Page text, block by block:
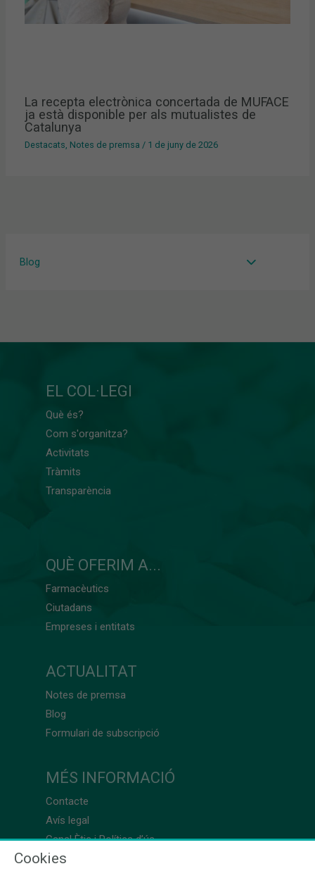
Blog
La recepta electrònica concertada de MUFACE
ja està disponible per als mutualistes de
Catalunya
Destacats, Notes de premsa / 1 de juny de 2026
EL COL·LEGI
Què és?
Com s'organitza?
Activitats
Tràmits
Transparència
QUÈ OFERIM A...
Farmacèutics
Ciutadans
Empreses i entitats
ACTUALITAT
Notes de premsa
Blog
Formulari de subscripció
MÉS INFORMACIÓ
Contacte
Avís legal
Canal Ètic i Política d’ús
Cookies